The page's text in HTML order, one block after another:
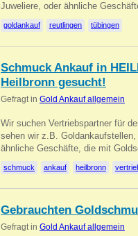
Juweliere, oder ähnliche
goldankauf reutlingen tübingen
Schmuck Ankauf in
Heilbronn gesucht!
Gefragt in Gold Ankauf allgemein
Wir suchen Vertriebspartner für
sehen wir z.B.
ähnliche Geschäfte, die mit
schmuck ankauf heilbronn
Gebrauchten
Gefragt in Gold Ankauf allgemein